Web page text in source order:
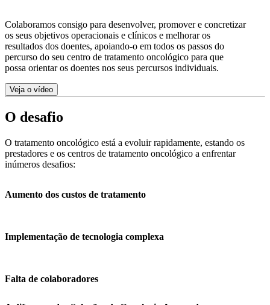
Colaboramos consigo para desenvolver, promover e concretizar
os seus objetivos operacionais e clínicos e melhorar os
resultados dos doentes, apoiando-o em todos os passos do
percurso do seu centro de tratamento oncológico para que
possa orientar os doentes nos seus percursos individuais.
Veja o vídeo
O desafio
O tratamento oncológico está a evoluir rapidamente, estando os
prestadores e os centros de tratamento oncológico a enfrentar
inúmeros desafios:
Aumento dos custos de tratamento
Implementação de tecnologia complexa
Falta de colaboradores